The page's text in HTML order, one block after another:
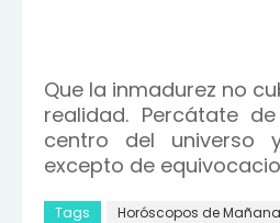
Que la inmadurez no
realidad. Percátate
centro del universo
excepto de
Tags
Horóscopos de Mañana